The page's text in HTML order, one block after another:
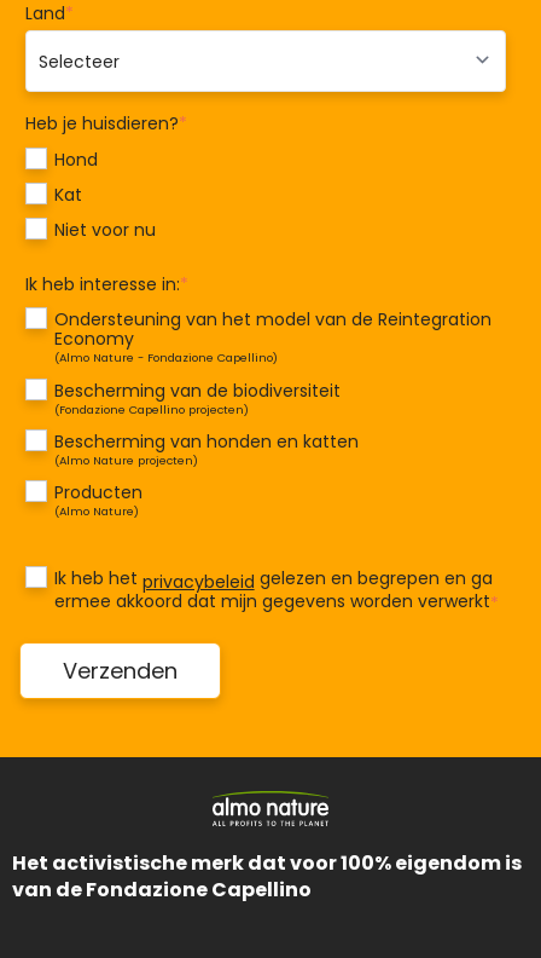
Land*
Heb je huisdieren?*
Hond
Kat
Niet voor nu
Ik heb interesse in:*
Ondersteuning van het model van de Reintegration
Economy
(Almo Nature - Fondazione Capellino)
Bescherming van de biodiversiteit
(Fondazione Capellino projecten)
Bescherming van honden en katten
(Almo Nature projecten)
Producten
(Almo Nature)
Ik heb het privacybeleid gelezen en begrepen en ga
ermee akkoord dat mijn gegevens worden verwerkt*
Het activistische merk dat voor 100% eigendom is
van de Fondazione Capellino